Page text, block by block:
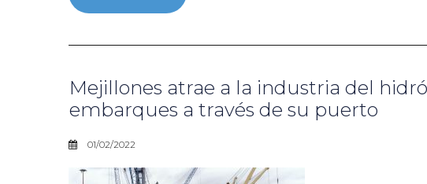
Mejillones atrae a la industria del
embarques a través de su puerto
01/02/2022